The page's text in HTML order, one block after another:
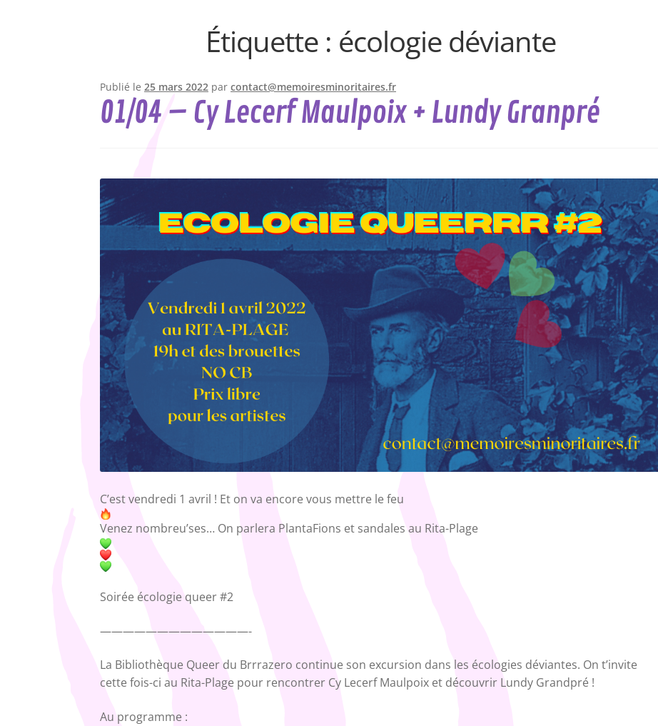
Étiquette : écologie déviante
Publié le25 mars 2022 parcontact@memoiresminoritaires.fr
01/04 – Cy Lecerf Maulpoix + Lundy Granpré
C’est vendredi 1 avril ! Et on va encore vous mettre le feu
Venez nombreu’ses… On parlera PlantaFions et sandales au Rita-Plage
Soirée écologie queer #2
—————————————-
La Bibliothèque Queer du Brrrazero continue son excursion dans les écologies déviantes. On t’invite
cette fois-ci au Rita-Plage pour rencontrer Cy Lecerf Maulpoix et découvrir Lundy Grandpré !
Au programme :